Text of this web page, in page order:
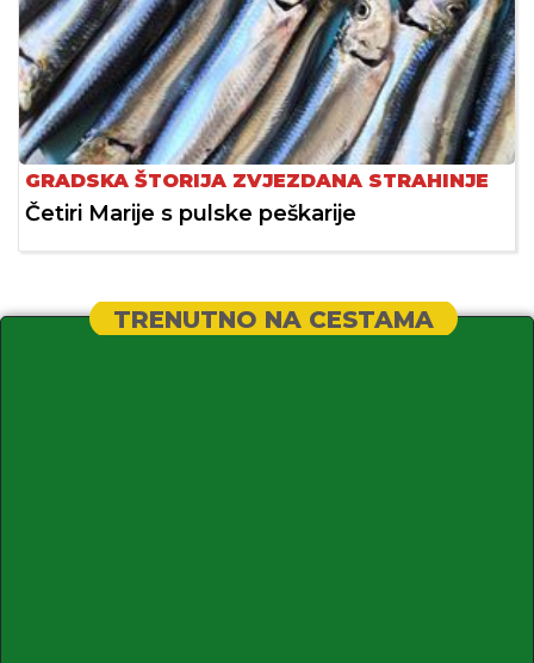
GRADSKA ŠTORIJA ZVJEZDANA STRAHINJE
Četiri Marije s pulske peškarije
TRENUTNO NA CESTAMA